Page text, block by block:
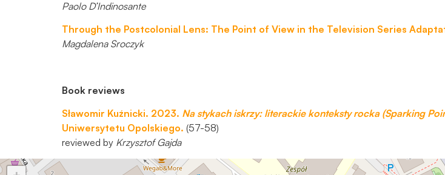
Paolo D’Indinosante
Through the Postcolonial Lens: The Point of View in the Television Series
Magdalena Sroczyk
Book reviews
Sławomir Kuźnicki. 2023. Na stykach iskrzy: literackie konteksty rocka (Sparking
Uniwersytetu Opolskiego. (57-58)
reviewed by Krzysztof Gajda